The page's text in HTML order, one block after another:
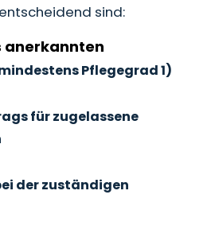
sind:
anerkannten
Pflegegrad 1)
für zugelassene
der zuständigen